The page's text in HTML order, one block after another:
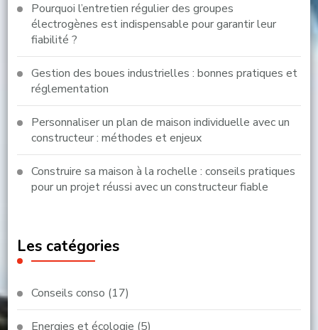
Pourquoi l’entretien régulier des groupes
électrogènes est indispensable pour garantir leur
fiabilité ?
Gestion des boues industrielles : bonnes pratiques et
réglementation
Personnaliser un plan de maison individuelle avec un
constructeur : méthodes et enjeux
Construire sa maison à la rochelle : conseils pratiques
pour un projet réussi avec un constructeur fiable
Les catégories
Conseils conso (17)
Energies et écologie (5)